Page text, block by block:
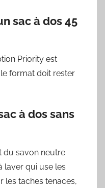
sac à dos 45
Priority est
format doit rester
à dos sans
du savon neutre
laver qui use les
les taches tenaces,